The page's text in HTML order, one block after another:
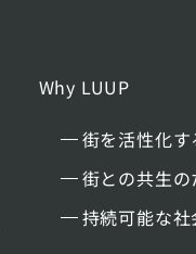
Why LUUP
街を活性化
街との共生
持続可能な